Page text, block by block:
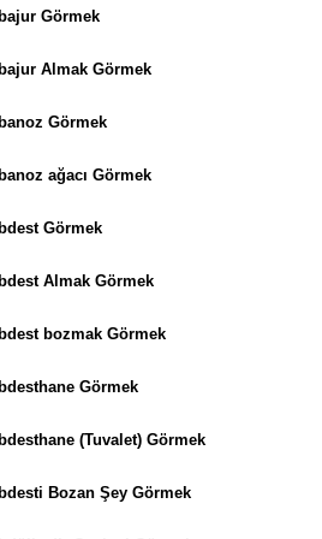
Görmek
Almak Görmek
Görmek
ağacı Görmek
Görmek
Almak Görmek
bozmak Görmek
Görmek
(Tuvalet) Görmek
Bozan Şey Görmek